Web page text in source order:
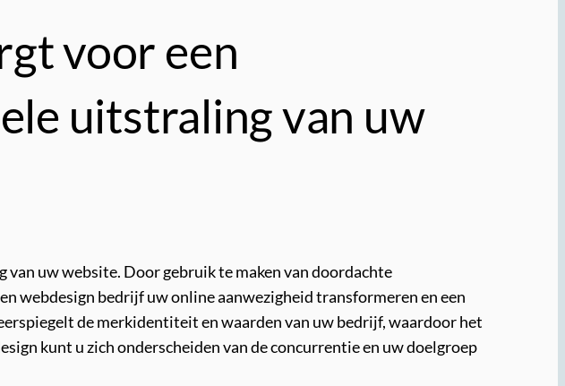
voor een
uitstraling van uw
uw website. Door gebruik te maken van doordachte
webdesign bedrijf uw online aanwezigheid transformeren en een
de merkidentiteit en waarden van uw bedrijf, waardoor het
kunt u zich onderscheiden van de concurrentie en uw doelgroep